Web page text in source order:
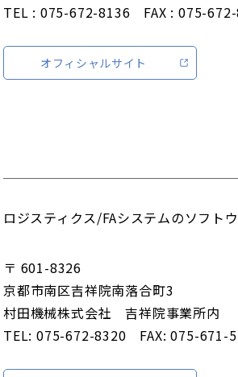
TEL : 075-672-8136 FAX : 075-
オフィシャルサイト
ロジスティクス/FAシステムのソフト
〒 601-8326
京都市南区吉祥院南落合町3
村田機械株式会社 吉祥院事業所内
TEL: 075-672-8320 FAX: 075-671-